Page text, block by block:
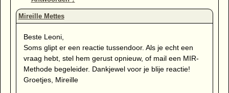
Beste Leoni,
Soms glipt er een reactie tussendoor. Als je echt een
vraag hebt, stel hem gerust opnieuw, of mail een MIR-
Methode begeleider. Dankjewel voor je blije reactie!
Groetjes, Mireille